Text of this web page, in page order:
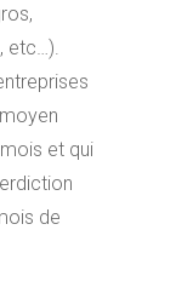
etc…).
moyen
et qui
de